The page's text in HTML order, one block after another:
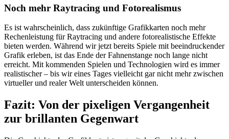
Noch mehr Raytracing und Fotorealismus
Es ist wahrscheinlich, dass zukünftige Grafikkarten noch mehr
Rechenleistung für Raytracing und andere fotorealistische Effekte
bieten werden. Während wir jetzt bereits Spiele mit beeindruckender
Grafik erleben, ist das Ende der Fahnenstange noch lange nicht
erreicht. Mit kommenden Spielen und Technologien wird es immer
realistischer – bis wir eines Tages vielleicht gar nicht mehr zwischen
virtueller und realer Welt unterscheiden können.
Fazit: Von der pixeligen Vergangenheit
zur brillanten Gegenwart